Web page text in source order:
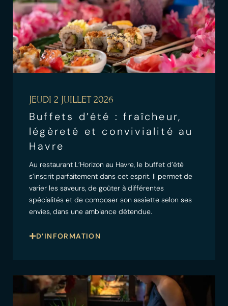
JEUDI 2 JUILLET 2026
Buffets d’été : fraîcheur,
légèreté et convivialité au
Havre
Au restaurant L’Horizon au Havre, le buffet d’été
s’inscrit parfaitement dans cet esprit. Il permet de
varier les saveurs, de goûter à différentes
spécialités et de composer son assiette selon ses
envies, dans une ambiance détendue.
D’INFORMATION